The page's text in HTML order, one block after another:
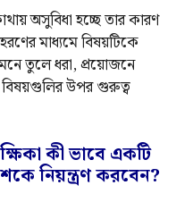
অসুবিধা হচ্ছে তার কারণ
মাধ্যমে বিষয়টিকে
তুলে ধরা, প্রয়োজনে
বিষয়গুলির উপর গুরুত্ব
কী ভাবে একটি
নিয়ন্ত্রণ করবেন?